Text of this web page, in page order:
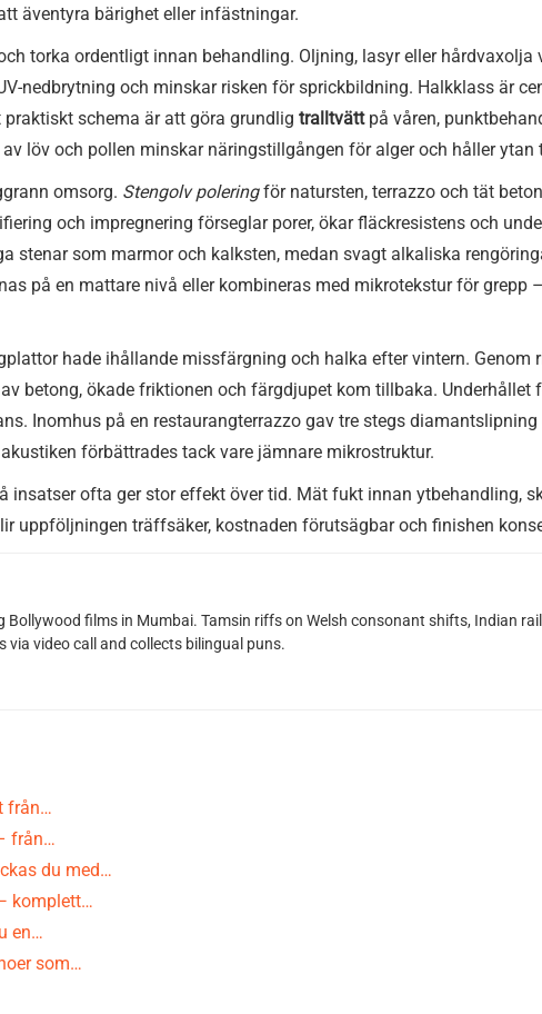
äventyra bärighet eller infästningar.
torka ordentligt innan behandling. Oljning, lasyr eller hårdvaxolja
nedbrytning och minskar risken för sprickbildning. Halkklass är
schema är att göra grundlig tralltvättpå våren,
löv och pollen minskar näringstillgången för alger och håller ytan
omsorg. Stengolv poleringför natursten, terrazzo och tät
och impregnering förseglar porer, ökar fläckresistens och
stenar som marmor och kalksten, medan svagt alkaliska
på en mattare nivå eller kombineras med mikrotekstur för
hade ihållande missfärgning och halka efter vintern.
betong, ökade friktionen och färgdjupet kom tillbaka. Underhållet
Inomhus på en restaurangterrazzo gav tre stegs
förbättrades tack vare jämnare mikrostruktur.
insatser ofta ger stor effekt över tid. Mät fukt innan ytbehandling,
uppföljningen träffsäker, kostnaden förutsägbar och finishen
films in Mumbai. Tamsin riffs on Welsh consonant shifts, Indian
via video call and collects bilingual puns.
från…
från…
du med…
komplett…
en…
som…